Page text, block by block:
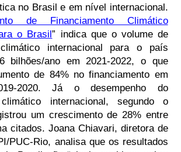
no Brasil e em nível internacional.
de Financiamento Climático
o Brasil” indica que o volume de
internacional para o país
bilhões/ano em 2021-2022, o que
de 84% no financiamento em
2020. Já o desempenho do
internacional, segundo o
um crescimento de 28% entre
citados. Joana Chiavari, diretora de
PUC-Rio, analisa que os resultados